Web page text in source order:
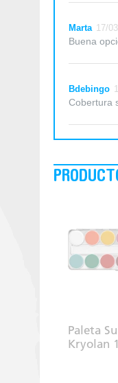
Marta 17/
Buena
Bdebingo
Cobertura
Paleta
Kryolan